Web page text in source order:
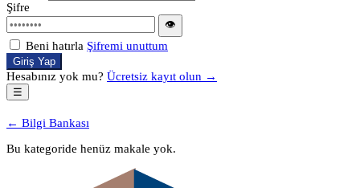
Şifre
👁
Beni hatırla Şifremi unuttum
Giriş Yap
Hesabınız yok mu? Ücretsiz kayıt olun →
☰
← Bilgi Bankası
Bu kategoride henüz makale yok.